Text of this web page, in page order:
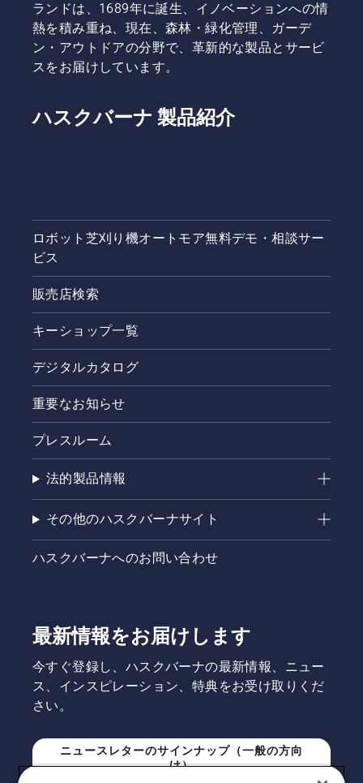
ランドは、1689年に誕生、イノベーションへの情
熱を積み重ね、現在、森林・緑化管理、ガーデ
ン・アウトドアの分野で、革新的な製品とサービ
スをお届けしています。
ハスクバーナ 製品紹介
ロボット芝刈り機オートモア無料デモ・相談サー
ビス
販売店検索
キーショップ一覧
デジタルカタログ
重要なお知らせ
プレスルーム
法的製品情報
その他のハスクバーナサイト
ハスクバーナへのお問い合わせ
最新情報をお届けします
今すぐ登録し、ハスクバーナの最新情報、ニュー
ス、インスピレーション、特典をお受け取りくだ
さい。
ニュースレターのサインナップ（一般の方向
け）